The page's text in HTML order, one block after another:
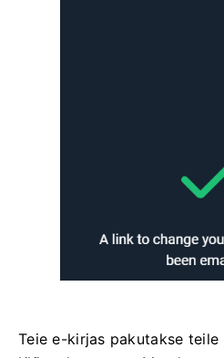
Teie e-kirjas pakutakse